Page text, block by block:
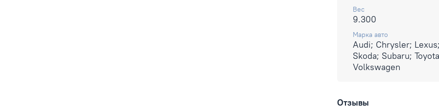
Вес
9.300
Марка авто
Audi; Chrysler;
Skoda; Subaru;
Volkswagen
Отзывы